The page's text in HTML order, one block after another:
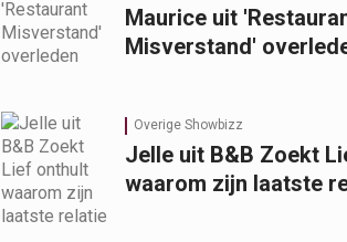
Maurice uit
Misverstand'
Overige Showbizz
Jelle uit B&B Zoekt
waarom zijn laatste